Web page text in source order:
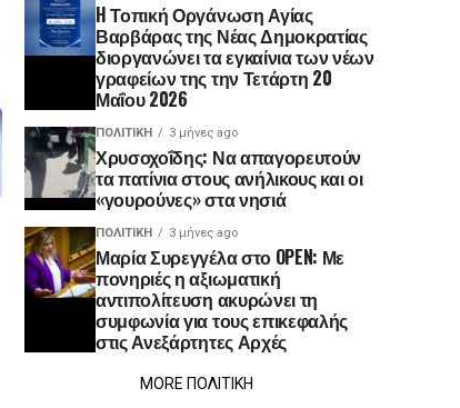
H Τοπική Οργάνωση Αγίας
Βαρβάρας της Νέας Δημοκρατίας
διοργανώνει τα εγκαίνια των νέων
γραφείων της την Τετάρτη 20
Μαΐου 2026
ΠΟΛΙΤΙΚΉ 3 μήνες ago
Χρυσοχοΐδης: Να απαγορευτούν
τα πατίνια στους ανήλικους και οι
«γουρούνες» στα νησιά
ΠΟΛΙΤΙΚΉ 3 μήνες ago
Μαρία Συρεγγέλα στο OPEN: Με
πονηριές η αξιωματική
αντιπολίτευση ακυρώνει τη
συμφωνία για τους επικεφαλής
στις Ανεξάρτητες Αρχές
MORE ΠΟΛΙΤΙΚΗ